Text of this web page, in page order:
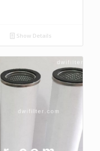
Show Details